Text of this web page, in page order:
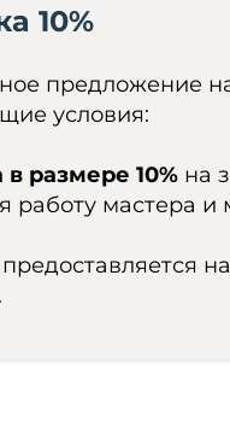
10%
предложение
условия:
размере 10% на
работу мастера и